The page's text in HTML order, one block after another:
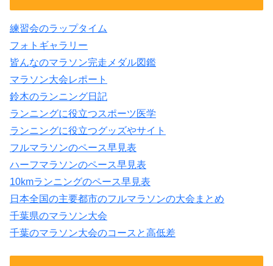
練習会のラップタイム
フォトギャラリー
皆んなのマラソン完走メダル図鑑
マラソン大会レポート
鈴木のランニング日記
ランニングに役立つスポーツ医学
ランニングに役立つグッズやサイト
フルマラソンのペース早見表
ハーフマラソンのペース早見表
10kmランニングのペース早見表
日本全国の主要都市のフルマラソンの大会まとめ
千葉県のマラソン大会
千葉のマラソン大会のコースと高低差